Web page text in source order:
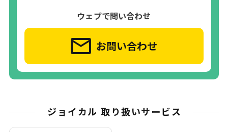
ウェブで問い合わせ
お問い合わせ
ジョイカル 取り扱いサービス